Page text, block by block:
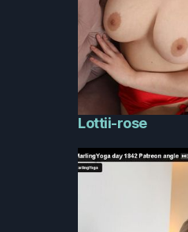
Lottii-rose